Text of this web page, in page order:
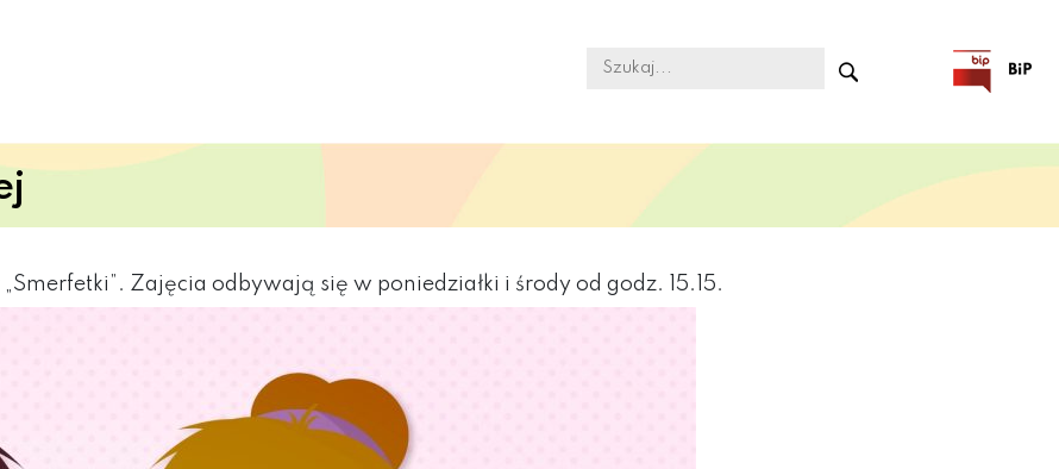
Zajęcia odbywają się w poniedziałki i środy od godz. 15.15.